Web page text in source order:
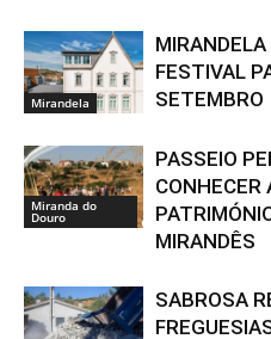
Mirandela
MIRANDELA
FESTIVAL
SETEMBRO
Miranda do
Douro
PASSEIO
CONHECER
MIRANDÊS
SABROSA